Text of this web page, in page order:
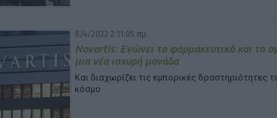
8/4/2022 2:11:05 πμ
Novartis: Ενώνει το φαρμακευτικό και το
μια νέα ισχυρή μονάδα
Και διαχωρίζει τις εμπορικές
κόσμο